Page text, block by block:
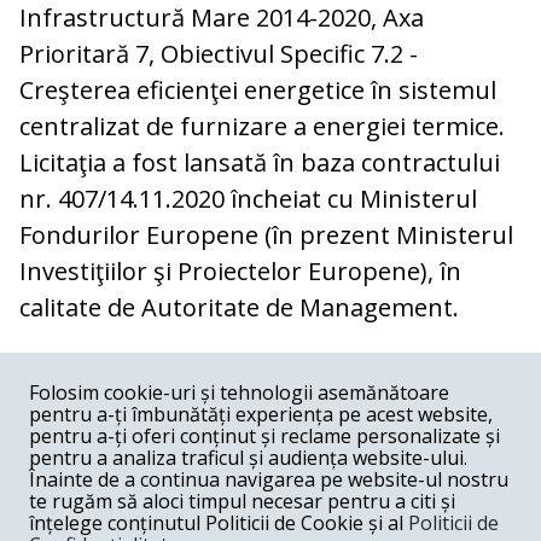
Infrastructură Mare 2014-2020, Axa
Prioritară 7, Obiectivul Specific 7.2 -
Creşterea eficienţei energetice în sistemul
centralizat de furnizare a energiei termice.
Licitaţia a fost lansată în baza contractului
nr. 407/14.11.2020 încheiat cu Ministerul
Fondurilor Europene (în prezent Ministerul
Investiţiilor şi Proiectelor Europene), în
calitate de Autoritate de Management.
COMENTARII
Nume
Email
Folosim cookie-uri și tehnologii asemănătoare
pentru a-ți îmbunătăți experiența pe acest website,
pentru a-ți oferi conținut și reclame personalizate și
pentru a analiza traficul și audiența website-ului.
Înainte de a continua navigarea pe website-ul nostru
te rugăm să aloci timpul necesar pentru a citi și
înțelege conținutul Politicii de Cookie și al Politicii de